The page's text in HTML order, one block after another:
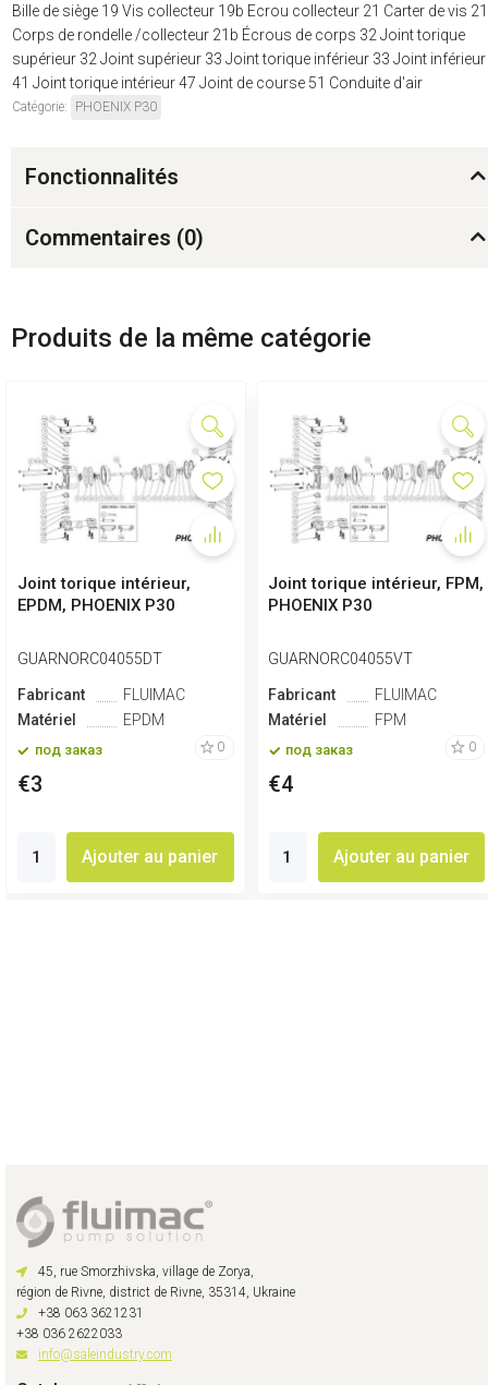
Bille de siège 19 Vis collecteur 19b Ecrou collecteur 21 Carter de vis
Corps de rondelle /collecteur 21b Écrous de corps 32 Joint torique
supérieur 32 Joint supérieur 33 Joint torique inférieur 33 Joint inférieur
41 Joint torique intérieur 47 Joint de course 51 Conduite d'air
Catégorie: PHOENIX P30
Fonctionnalités
Commentaires (0)
Produits de la même catégorie
Joint torique intérieur,
EPDM, PHOENIX P30
GUARNORC04055DT
Fabricant
FLUIMAC
Matériel
EPDM
под заказ 0
€3
Ajouter au panier
Joint torique intérieur, FPM,
PHOENIX P30
GUARNORC04055VT
Fabricant
FLUIMAC
Matériel
FPM
под заказ 0
€4
Ajouter au panier
45, rue Smorzhivska, village de Zorya,
région de Rivne, district de Rivne, 35314, Ukraine
+38 063 3621231
+38 036 2622033
info@saleindustry.com